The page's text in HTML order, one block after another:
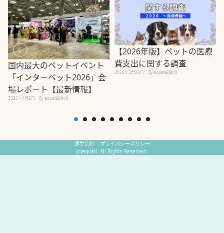
国内最大のペットイベント
「インターペット2026」会
場レポート【最新情報】
2026年4月2日 By equall編集部
【2026年版】ペットの医療
費支出に関する調査
2026年3月26日 By equall編集部
運営会社
プライバシーポリシー
(c)equall. All Rights Reserved.